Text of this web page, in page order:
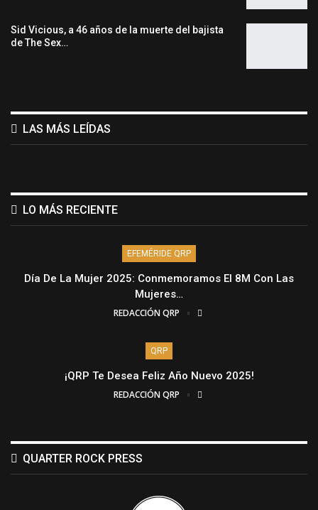
Sid Vicious, a 46 años de la muerte del bajista
de The Sex…
LAS MÁS LEÍDAS
LO MÁS RECIENTE
EFEMÉRIDE QRP
Día De La Mujer 2025: Conmemoramos El 8M Con Las
Mujeres…
REDACCIÓN QRP
QRP
¡QRP Te Desea Feliz Año Nuevo 2025!
REDACCIÓN QRP
QUARTER ROCK PRESS